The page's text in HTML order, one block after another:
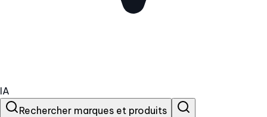
IA
Rechercher marques et produits